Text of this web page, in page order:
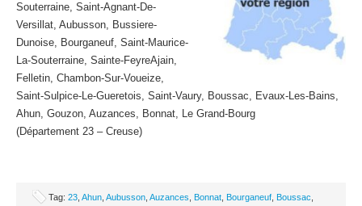
Souterraine, Saint-Agnant-De-
Versillat, Aubusson, Bussiere-
Dunoise, Bourganeuf, Saint-Maurice-
La-Souterraine, Sainte-FeyreAjain,
Felletin, Chambon-Sur-Voueize,
Saint-Sulpice-Le-Gueretois, Saint-Vaury, Boussac, Evaux-Les-Bains,
Ahun, Gouzon, Auzances, Bonnat, Le Grand-Bourg
(Département 23 – Creuse)
Tag: 23 Ahun Aubusson Auzances Bonnat Bourganeuf Boussac